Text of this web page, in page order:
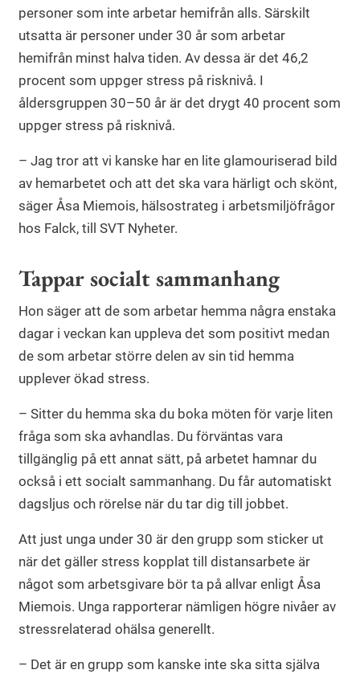
personer som inte arbetar hemifrån alls. Särskilt
utsatta är personer under 30 år som arbetar
hemifrån minst halva tiden. Av dessa är det 46,2
procent som uppger stress på risknivå. I
åldersgruppen 30–50 år är det drygt 40 procent som
uppger stress på risknivå.
– Jag tror att vi kanske har en lite glamouriserad bild
av hemarbetet och att det ska vara härligt och skönt,
säger Åsa Miemois, hälsostrateg i arbetsmiljöfrågor
hos Falck, till SVT Nyheter.
Tappar socialt sammanhang
Hon säger att de som arbetar hemma några enstaka
dagar i veckan kan uppleva det som positivt medan
de som arbetar större delen av sin tid hemma
upplever ökad stress.
– Sitter du hemma ska du boka möten för varje liten
fråga som ska avhandlas. Du förväntas vara
tillgänglig på ett annat sätt, på arbetet hamnar du
också i ett socialt sammanhang. Du får automatiskt
dagsljus och rörelse när du tar dig till jobbet.
Att just unga under 30 är den grupp som sticker ut
när det gäller stress kopplat till distansarbete är
något som arbetsgivare bör ta på allvar enligt Åsa
Miemois. Unga rapporterar nämligen högre nivåer av
stressrelaterad ohälsa generellt.
– Det är en grupp som kanske inte ska sitta själva